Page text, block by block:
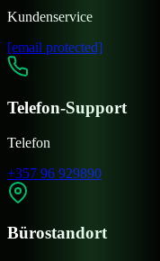
Kundenservice
[email protected]
Telefon-Support
Telefon
+357 96 929890
Bürostandort